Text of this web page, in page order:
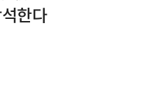
한다